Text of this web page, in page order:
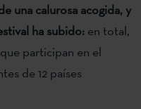
una calurosa acogida, y
ha subido: en total,
participan en el
de 12 países